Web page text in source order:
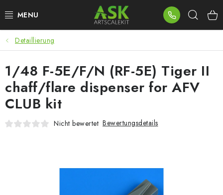
Inhalt
BLOG
SUMMER DAYS
WARHAMMER
ASK PRODUKTE
Detaillierung
1/48 F-5E/F/N (RF-5E) Tiger II
chaff/flare dispenser for AFV
CLUB kit
Nicht bewertet Bewertungsdetails